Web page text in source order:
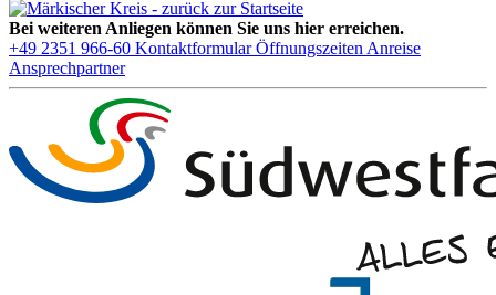
Bei weiteren Anliegen können Sie uns hier erreichen.
+49 2351 966-60 Kontaktformular Öffnungszeiten Anreise
Ansprechpartner